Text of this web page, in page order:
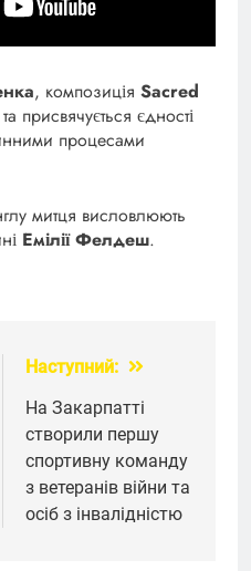
, композиція Sacred
присвячується єдності
процесами
митця висловлюють
Емілії Фелдеш.
Наступний:
На Закарпатті
створили першу
спортивну команду
з ветеранів війни та
осіб з інвалідністю